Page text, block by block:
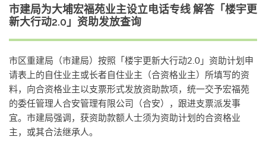
市建局为大埔宏福苑业主设立电话专线 解答「楼宇更
新大行动2.0」资助发放查询
市区重建局（市建局）按照「楼宇更新大行动2.0」资助计划申
请表上的自住业主或长者自住业主（合资格业主）所填写的资
料，向合资格业主以支票形式发放资助款项，统一交予宏福苑
的委任管理人合安管理有限公司（合安），跟进支票派发事
宜。市建局强调，获资助款额人士须为资助计划的合资格业
主，或其合法继承人。